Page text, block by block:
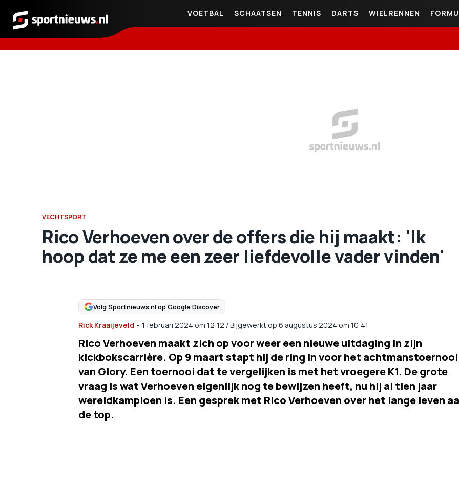
Sportnieuws.nl
VOETBAL SCHAATSEN TENNIS DARTS WIELRENNEN
VECHTSPORT
Rico Verhoeven over de offers die hij maakt: 'Ik
hoop dat ze me een zeer liefdevolle vader vinden'
Volg Sportnieuws.nl op Google Discover
Rick Kraaijeveld • 1 februari 2024 om 12:12 /Bijgewerkt op 6 augustus 2024 om 10:41
Rico Verhoeven maakt zich op voor weer een nieuwe uitdaging in zijn
kickbokscarrière. Op 9 maart stapt hij de ring in voor het achtmanstoernooi
van Glory. Een toernooi dat te vergelijken is met het vroegere K1. De grote
vraag is wat Verhoeven eigenlijk nog te bewijzen heeft, nu hij al tien jaar
wereldkampioen is. Een gesprek met Rico Verhoeven over het lange leven
de top.